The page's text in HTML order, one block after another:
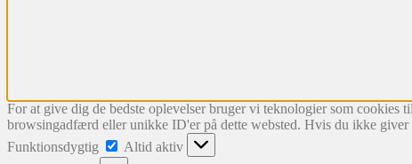
For at give dig de bedste oplevelser bruger vi teknologier som cookies
browsingadfærd eller unikke ID'er på dette websted. Hvis du ikke
Funktionsdygtig
Funktionsdygtig
Altid aktiv